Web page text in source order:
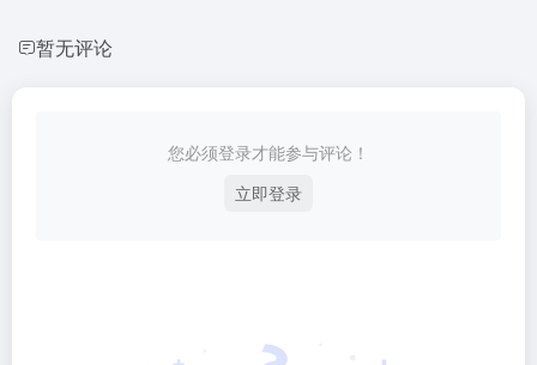
暂无评论
您必须登录才能参与评论！
立即登录